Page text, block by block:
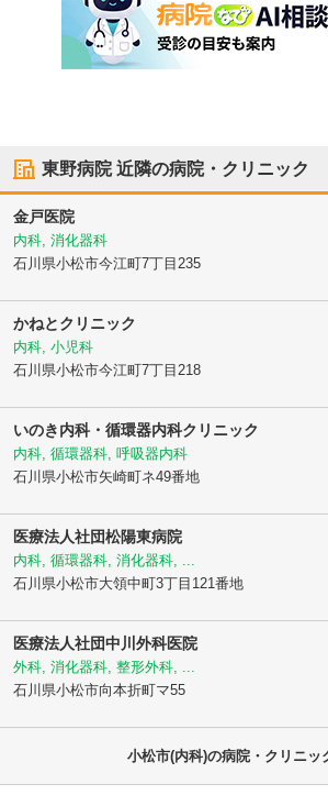
東野病院近隣の病院・クリニック
金戸医院
内科, 消化器科
石川県小松市今江町7丁目235
かねとクリニック
内科, 小児科
石川県小松市今江町7丁目218
いのき内科・循環器内科クリニック
内科, 循環器科, 呼吸器内科
石川県小松市矢崎町ネ49番地
医療法人社団松陽東病院
内科, 循環器科, 消化器科, ...
石川県小松市大領中町3丁目121番地
医療法人社団中川外科医院
外科, 消化器科, 整形外科, ...
石川県小松市向本折町マ55
小松市(内科)の病院・クリニッ